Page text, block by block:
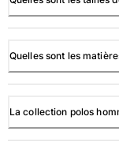
Quelles sont les
La collection polos